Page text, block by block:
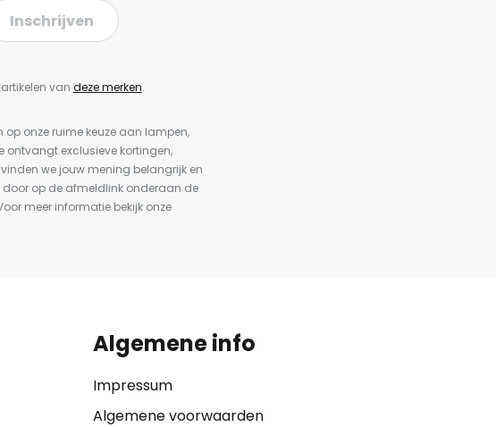
Inschrijven
van deze merken.
onze ruime keuze aan lampen,
ontvangt exclusieve kortingen,
we jouw mening belangrijk en
op de afmeldlink onderaan de
meer informatie bekijk onze
Algemene info
Impressum
Algemene voorwaarden